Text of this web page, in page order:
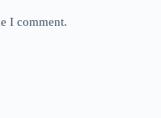
I comment.